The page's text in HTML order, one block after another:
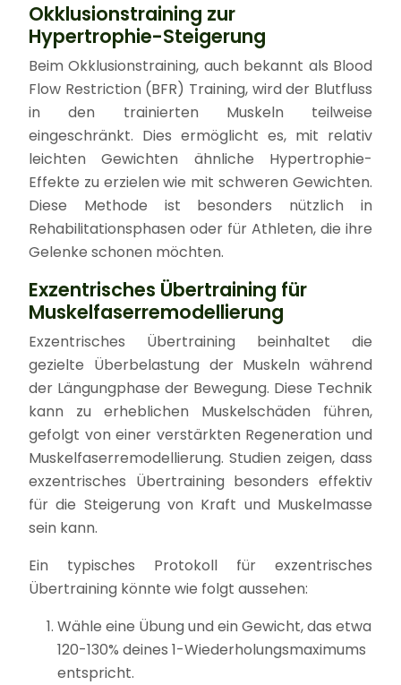
Okklusionstraining zur
Hypertrophie-Steigerung
Beim Okklusionstraining, auch bekannt als Blood
Flow Restriction (BFR) Training, wird der Blutfluss
in den trainierten Muskeln teilweise
eingeschränkt. Dies ermöglicht es, mit relativ
leichten Gewichten ähnliche Hypertrophie-
Effekte zu erzielen wie mit schweren Gewichten.
Diese Methode ist besonders nützlich in
Rehabilitationsphasen oder für Athleten, die ihre
Gelenke schonen möchten.
Exzentrisches Übertraining für
Muskelfaserremodellierung
Exzentrisches Übertraining beinhaltet die
gezielte Überbelastung der Muskeln während
der Längungphase der Bewegung. Diese Technik
kann zu erheblichen Muskelschäden führen,
gefolgt von einer verstärkten Regeneration und
Muskelfaserremodellierung. Studien zeigen, dass
exzentrisches Übertraining besonders effektiv
für die Steigerung von Kraft und Muskelmasse
sein kann.
Ein typisches Protokoll für exzentrisches
Übertraining könnte wie folgt aussehen:
Wähle eine Übung und ein Gewicht, das etwa
120-130% deines 1-Wiederholungsmaximums
entspricht.